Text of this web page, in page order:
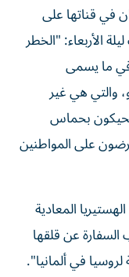
في قناتها على
الأربعاء: "الخطر
في ما يسمى
والتي هي غير
بحماس
على المواطنين
المعادية
السفارة عن قلقها
لروسيا في ألمانيا".